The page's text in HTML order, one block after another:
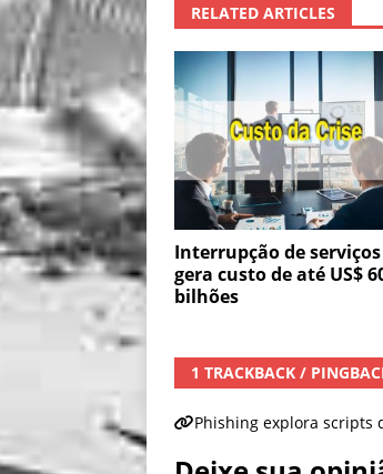
RELATED ARTICLES
Interrupção de serviços
gera custo de até US$
bilhões
1 TRACKBACK /
Phishing explora scripts